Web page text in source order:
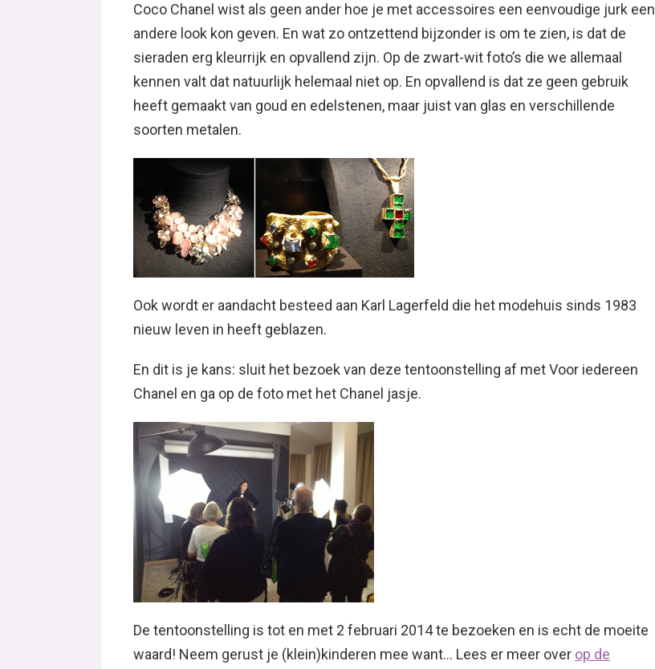
Coco Chanel wist als geen ander hoe je met accessoires een eenvoudige jurk een
andere look kon geven. En wat zo ontzettend bijzonder is om te zien, is dat de
sieraden erg kleurrijk en opvallend zijn. Op de zwart-wit foto’s die we allemaal
kennen valt dat natuurlijk helemaal niet op. En opvallend is dat ze geen gebruik
heeft gemaakt van goud en edelstenen, maar juist van glas en verschillende
soorten metalen.
Ook wordt er aandacht besteed aan Karl Lagerfeld die het modehuis sinds 1983
nieuw leven in heeft geblazen.
En dit is je kans: sluit het bezoek van deze tentoonstelling af met Voor iedereen
Chanel en ga op de foto met het Chanel jasje.
De tentoonstelling is tot en met 2 februari 2014 te bezoeken en is echt de moeite
waard! Neem gerust je (klein)kinderen mee want… Lees er meer over op de